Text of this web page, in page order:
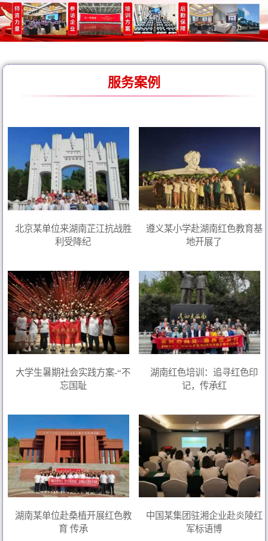
服务案例
北京某单位来湖南芷江抗战胜
利受降纪
遵义某小学赴湖南红色教育基
地开展了
大学生暑期社会实践方案-“不
忘国耻
湖南红色培训：追寻红色印
记，传承红
湖南某单位赴桑植开展红色教
育 传承
中国某集团驻湘企业赴炎陵红
军标语博